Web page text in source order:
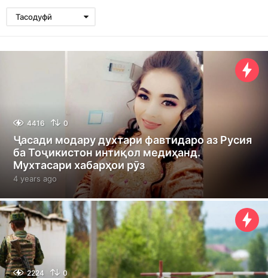
Тасодуфӣ
4416 0
Ҷасади модару духтари фавтидаро аз Русия
ба Тоҷикистон интиқол медиҳанд.
Мухтасари хабарҳои рӯз
4 years ago
e
a
r
o
2224 0